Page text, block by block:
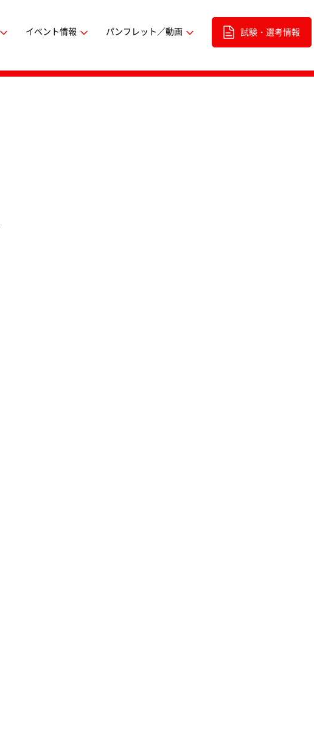
イベント情報 パンフレット／動画 試験・選考情報